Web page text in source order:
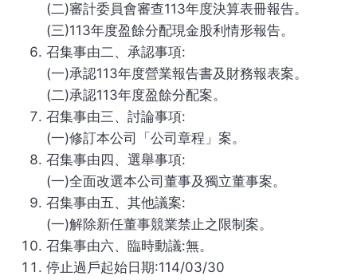
(二)審計委員會審查113年度決算表冊報告。
(三)113年度盈餘分配現金股利情形報告。
召集事由二、承認事項:
(一)承認113年度營業報告書及財務報表案。
(二)承認113年度盈餘分配案。
召集事由三、討論事項:
(一)修訂本公司「公司章程」案。
召集事由四、選舉事項:
(一)全面改選本公司董事及獨立董事案。
召集事由五、其他議案:
(一)解除新任董事競業禁止之限制案。
召集事由六、臨時動議:無。
停止過戶起始日期:114/03/30